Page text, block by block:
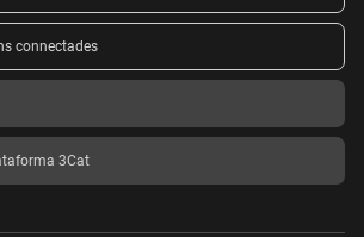
connectades
3Cat